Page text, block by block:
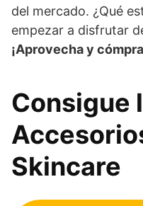
del mercado. ¿Qué
empezar a disfrutar
¡Aprovecha y
Consigue
Skincare